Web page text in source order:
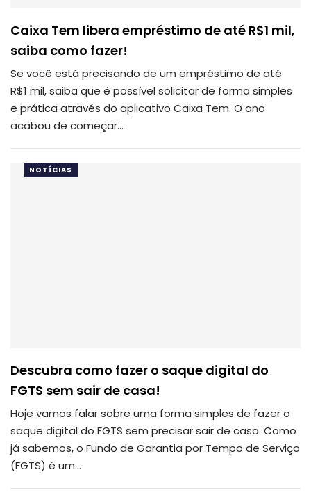
Caixa Tem libera empréstimo de até R$1 mil,
saiba como fazer!
Se você está precisando de um empréstimo de até
R$1 mil, saiba que é possível solicitar de forma simples
e prática através do aplicativo Caixa Tem. O ano
acabou de começar…
NOTÍCIAS
Descubra como fazer o saque digital do
FGTS sem sair de casa!
Hoje vamos falar sobre uma forma simples de fazer o
saque digital do FGTS sem precisar sair de casa. Como
já sabemos, o Fundo de Garantia por Tempo de Serviço
(FGTS) é um…